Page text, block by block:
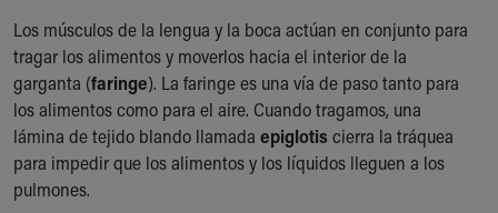
Rest Accommodations
Visiting
Gift Shop
Department of Public Safety
Health Info
Health Information
Healthy Info, Healthy Kids
Los músculos de la lengua y la boca actúan en conjunto para
tragar los alimentos y moverlos hacia el interior de la
garganta (faringe). La faringe es una vía de paso tanto para
los alimentos como para el aire. Cuando tragamos, una
lámina de tejido blando llamada epiglotis cierra la tráquea
para impedir que los alimentos y los líquidos lleguen a los
pulmones.